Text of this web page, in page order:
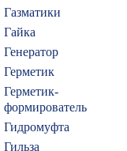
Газматики
Гайка
Генератор
Герметик
Герметик-
формирователь
Гидромуфта
Гильза